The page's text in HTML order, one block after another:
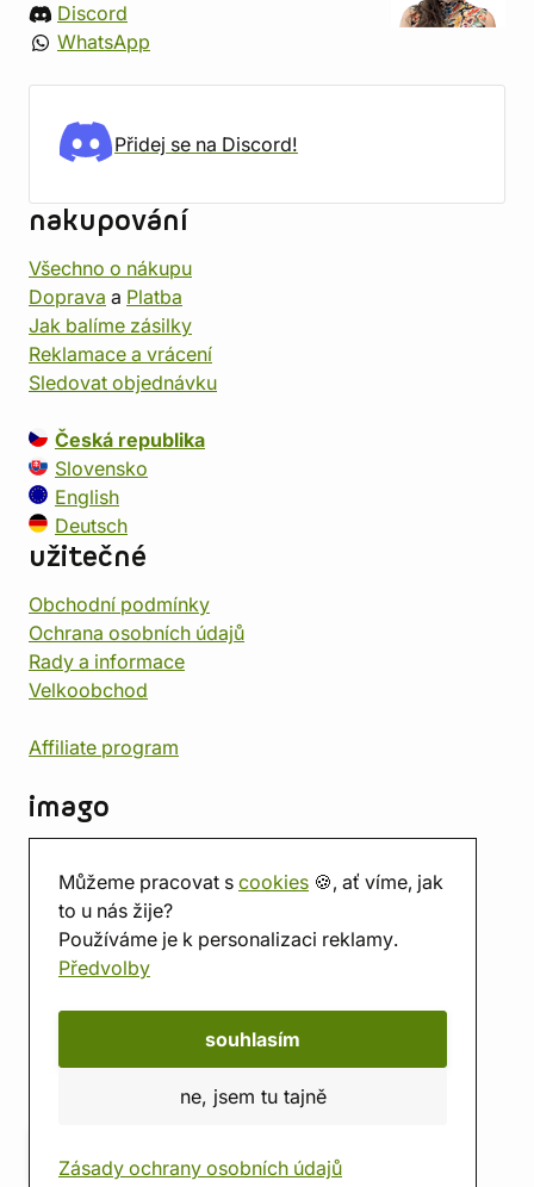
Můžeme pracovat s cookies 🍪, ať víme, jak
to u nás žije?
Používáme je k personalizaci reklamy.
Předvolby
souhlasím
ne, jsem tu tajně
Zásady ochrany osobních údajů
Discord
WhatsApp
Přidej se na Discord!
nakupování
Všechno o nákupu
Doprava a Platba
Jak balíme zásilky
Reklamace a vrácení
Sledovat objednávku
Česká republika
Slovensko
English
Deutsch
užitečné
Obchodní podmínky
Ochrana osobních údajů
Rady a informace
Velkoobchod
Affiliate program
imago
Prodejna
Herna
O nás
Hodnocení obchodu